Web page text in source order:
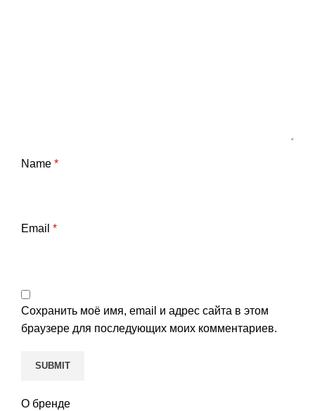
Name *
Email *
Сохранить моё имя, email и адрес сайта в этом
браузере для последующих моих комментариев.
О бренде